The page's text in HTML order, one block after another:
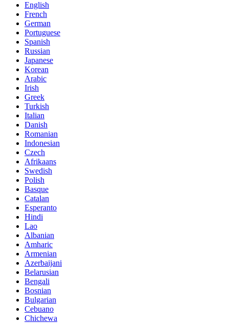
English
French
German
Portuguese
Spanish
Russian
Japanese
Korean
Arabic
Irish
Greek
Turkish
Italian
Danish
Romanian
Indonesian
Czech
Afrikaans
Swedish
Polish
Basque
Catalan
Esperanto
Hindi
Lao
Albanian
Amharic
Armenian
Azerbaijani
Belarusian
Bengali
Bosnian
Bulgarian
Cebuano
Chichewa